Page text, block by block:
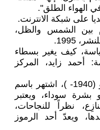
الهواء الطلق".
بين الشمس والظل،
1995.
كيف يغير بسطاء
أحمد زايد، المركز
[5] إديسون أرانتيس دو ناسيمنتو (1940- )، اشتهر باسم
بشرة سوداء، ويعتبر
نظراً للنجاحات،
ويعدّ أحد الرموز